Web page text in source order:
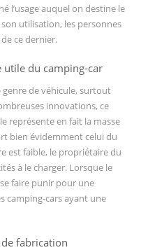
l’usage auquel on destine le
utilisation, les personnes
ce dernier.
utile du camping-car
genre de véhicule, surtout
innovations, ce
représente en fait la masse
bien évidemment celui du
est faible, le propriétaire du
à le charger. Lorsque le
faire punir pour une
camping-cars ayant une
fabrication